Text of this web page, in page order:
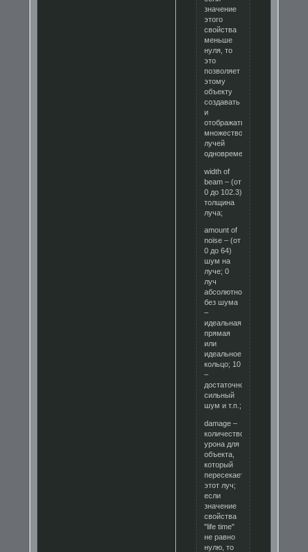
значение
этого
свойства
меньше
нуля, то
это
позволяет
этому
объекту
создавать
и
отображать
множество
лучей
одновременно;
width of
beam – (от
0 до 102.3)
толщина
луча;
amount of
noise – (от
0 до 64)
шум на
луче; 0
луч
абсолютно
без шума
–
идеальная
прямая
или
идеальное
кольцо; 10
–
достаточно
сильный
шум и т.п.;
damage –
количество
урона для
объекта,
который
пересекает
этот луч;
если
значение
свойства
"life time"
не равно
нулю, то